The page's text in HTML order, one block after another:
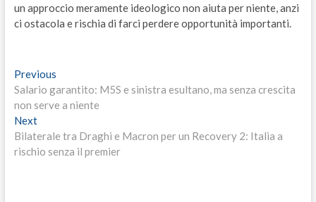
un approccio meramente ideologico non aiuta per niente, anzi
ci ostacola e rischia di farci perdere opportunità importanti.
Navigazione
articoli
PreviousPrevious
post:
Salario garantito: M5S e sinistra esultano, ma senza crescita
non serve a niente
NextNext
post:
Bilaterale tra Draghi e Macron per un Recovery 2: Italia a
rischio senza il premier